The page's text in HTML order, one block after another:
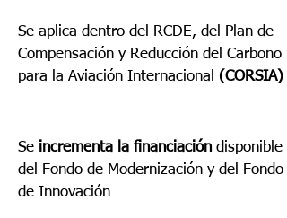
Se aplica dentro del RCDE, del Plan de
Compensación y Reducción del Carbono
para la Aviación Internacional (CORSIA)
Se incrementa la financiacióndisponible
del Fondo de Modernización y del Fondo
de Innovación